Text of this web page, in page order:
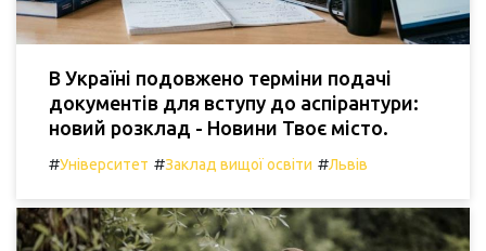
В Україні подовжено терміни подачі
документів для вступу до аспірантури:
новий розклад - Новини Твоє місто.
#Університет #Заклад вищої освіти #Львів